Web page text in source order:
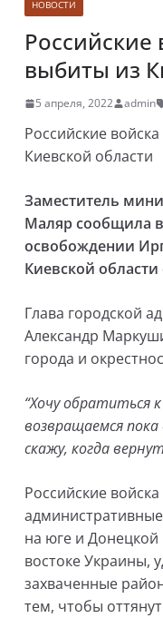
НОВОСТИ
Российские
выбиты из
5 апреля, 2022 admin
Российские
Киевской области
Заместитель
Маляр сообщила
освобождении
Киевской области
Глава городской
Александр
города и
“Хочу обратиться
возвращаемся пока
скажу, когда
Российские
на юге и Донецкой
востоке Украины,
захваченные
тем, чтобы